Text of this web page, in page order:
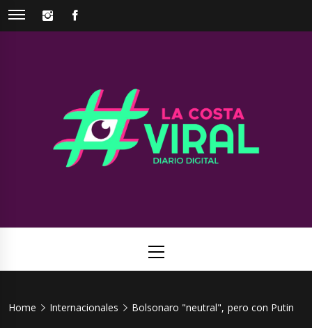
Skip
INSTAGRAM
Viral
Menu
Home Internacionales Bolsonaro "neutral", pero con Putin